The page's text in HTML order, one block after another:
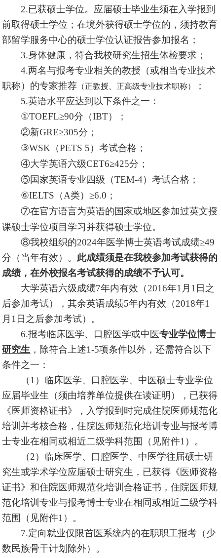
2.已获硕士学位。应届硕士毕业生须在入学报到
前取得硕士学位；在境外获得硕士学位的，须持教育
部留学服务中心的硕士学位认证报告参加报名；
3.身体健康，符合我校研究生招生体检要求；
4.两名与报考专业相关的教授（或相当专业技术
职称）的专家推荐 （正教授、正高级专业技术职称）
；
5.英语水平应达到以下条件之一：
①TOEFL≥90分（IBT）；
②新GRE≥305分；
③WSK（PETS 5）考试合格；
④大学英语六级CET6≥425分；
⑤国家英语专业四级（TEM-4）考试合格；
⑥IELTS（A类）≥6.0；
⑦在官方语言为英语的国家或地区参加过英文授
课硕士学位项目学习并获得硕士学位。
⑧我校组织的2024年医学博士英语考试成绩≥49
分（当年有效）。 此成绩须是在我校参加考试获得的
成绩，在外校报名考试获得的成绩不予认可。
大学英语六级成绩7年内有效（2016年1月1日之
后参加考试），其余英语成绩5年内有效（2018年1
月1日之后参加考试）。
6.报考临床医学、口腔医学或中医专业学位博士
研究生 ，除符合上述1-5项条件以外，还需符合以下
条件之一：
（1）临床医学、口腔医学、中医硕士专业学位
应届毕业生（须由培养单位提供在读证明），已获得
《医师资格证书》，入学报到时完成住院医师规范化
培训并考核合格，住院医师规范化培训专业与报考博
士专业在相同或相近二级学科范围（见附件1）。
（2）临床医学、口腔医学、中医学往届硕士研
究生或学术学位应届硕士研究生，已获得《医师资格
证书》和住院医师规范化培训合格证书，住院医师规
范化培训专业与报考博士专业在相同或相近二级学科
范围（见附件1）。
7.定向就业仅限首医系统内的在职职工报考（少
数民族骨干计划除外）。